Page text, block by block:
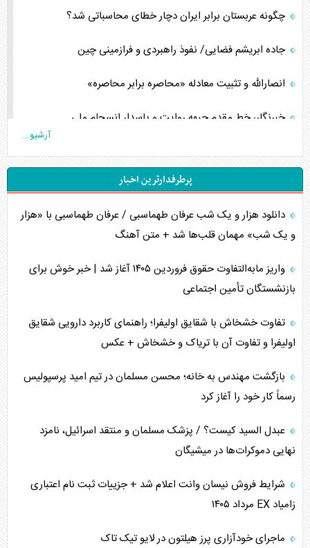
چگونه عربستان برابر ایران دچار خطای محاسباتی شد؟
جاده ابریشم فضایی/ نفوذ راهبردی و فرازمینی چین
انصارالله و تثبیت معادله «محاصره برابر محاصره»
خبرنگار، خط مقدم جبهه روایت و پاسدار انسجام ملی
مصالحه نافرجام سعودی – اماراتی
محدودیت صادرات نفت عربستان
پشت‌پرده خشم ترامپ از رسانه‌های منتقد
جنگ رمضان و معضل حضور نظامیان آمریکایی
تحلیل جامع پدیده تراستی‌ها
تأثیر جنگ ایران و آمریکا بر اقتصاد جهانی
تخریب پل‌ها در اوکراین و فروپاشی روایت دوگانه غرب
اربعین، کابوس مشترک تل‌آویو-واشنگتن
برنامه هفتم توسعه در نقطه کور سیاستگذاری
کنوانسیون دریای خزر در راستای منافع ملی است؟
آرشیو...
پرطرفدارترین اخبار
دانلود هزار و یک شب عرفان طهماسبی / عرفان طهماسبی با «هزار
و یک شب» مهمان قلب‌ها شد + متن آهنگ
واریز مابه‌التفاوت حقوق فروردین ۱۴۰۵ آغاز شد | خبر خوش برای
بازنشستگان تأمین اجتماعی
تفاوت خشخاش با شقایق اولیفرا؛ راهنمای کاربرد دارویی شقایق
اولیفرا و تفاوت آن با تریاک و خشخاش + عکس
بازگشت مهندس به خانه؛ محسن مسلمان در تیم امید پرسپولیس
رسماً کار خود را آغاز کرد
عبدل السید کیست؟ / پزشک مسلمان و منتقد اسرائیل، نامزد
نهایی دموکرات‌ها در میشیگان
شرایط فروش نیسان وانت اعلام شد + جزییات ثبت نام اعتباری
زامیاد EX مرداد ۱۴۰۵
ماجرای خودآزاری پرز هیلتون در لایو تیک تاک